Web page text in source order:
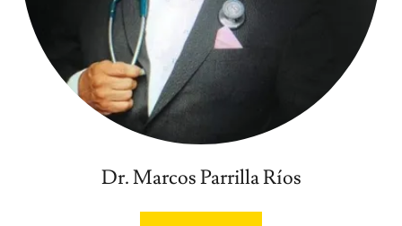
Dr. Marcos Parrilla Ríos